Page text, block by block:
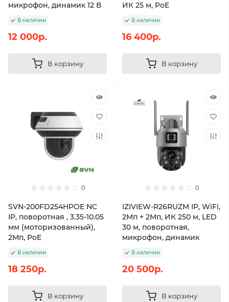
микрофон, динамик 12 В
В наличии
12 000р.
В корзину
ИК 25 м, PoE
В наличии
16 400р.
В корзину
0
SVN-200FD254HPOE NC
IP, поворотная , 3.35-10.05
мм (моторизованный),
2Мп, PoE
В наличии
18 250р.
В корзину
0
IZIVIEW-R26RUZM IP, WiFi,
2Мп + 2Мп, ИК 250 м, LED
30 м, поворотная,
микрофон, динамик
В наличии
20 500р.
В корзину